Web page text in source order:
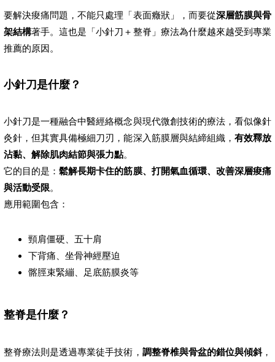
要解決痠痛問題，不能只處理「表面癥狀」，而要從深層筋膜與骨
架結構著手。這也是「小針刀＋整脊」療法為什麼越來越受到專業
推薦的原因。
小針刀是什麼？
小針刀是一種融合中醫經絡概念與現代微創技術的療法，看似像針
灸針，但其實具備極細刀刃，能深入筋膜層與結締組織， 有效釋放
沾黏、解除肌肉結節與張力點。
它的目的是：鬆解長期卡住的筋膜、打開氣血循環、改善深層痠痛
與活動受限。
應用範圍包含：
頸肩僵硬、五十肩
下背痛、坐骨神經壓迫
髂脛束緊繃、足底筋膜炎等
整脊是什麼？
整脊療法則是透過專業徒手技術， 調整脊椎與骨盆的錯位與傾斜，